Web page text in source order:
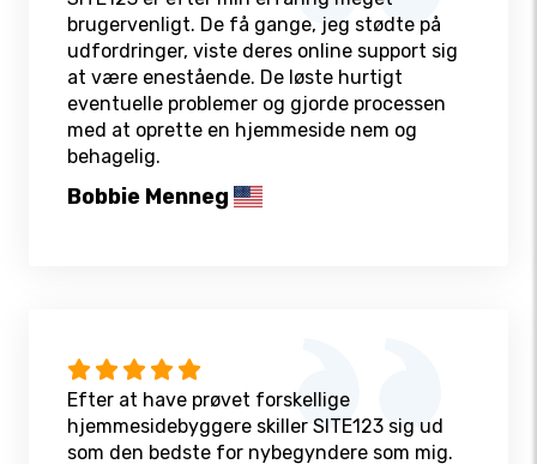
brugervenligt. De få gange, jeg stødte på
udfordringer, viste deres online support sig
at være enestående. De løste hurtigt
eventuelle problemer og gjorde processen
med at oprette en hjemmeside nem og
behagelig.
Bobbie Menneg
Efter at have prøvet forskellige
hjemmesidebyggere skiller SITE123 sig ud
som den bedste for nybegyndere som mig.